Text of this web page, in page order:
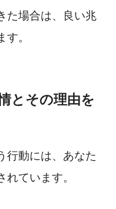
た場合は、良い兆
。
とその理由を
行動には、あなた
ています。